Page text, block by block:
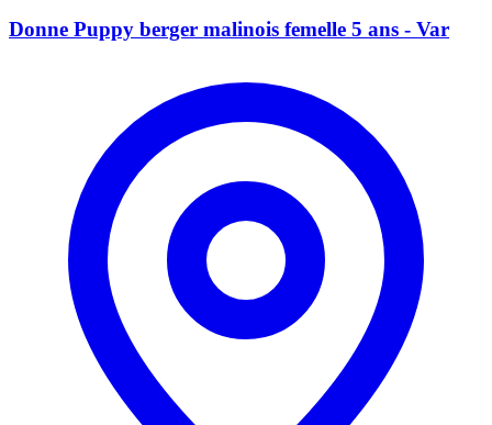
Donne Puppy berger malinois femelle 5 ans - Var